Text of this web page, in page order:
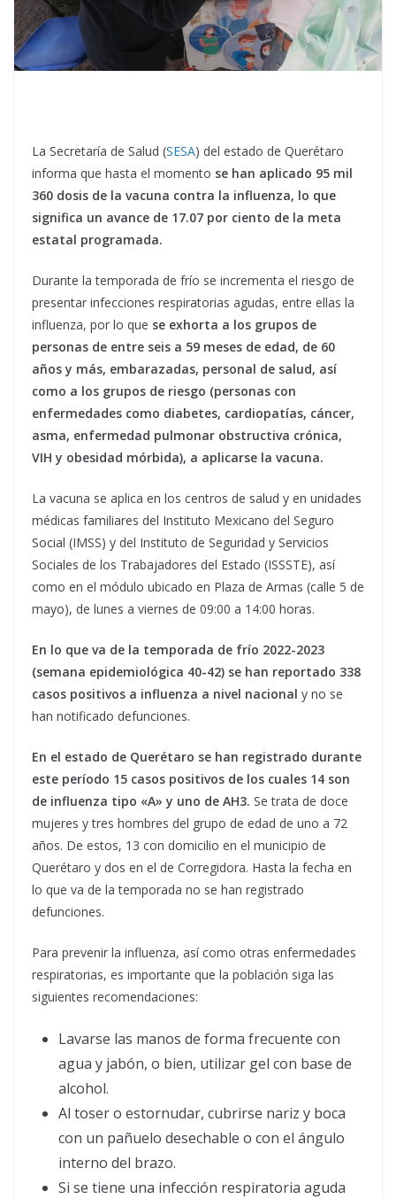
La Secretaría de Salud (SESA) del estado de Querétaro
informa que hasta el momento se han aplicado 95 mil
360 dosis de la vacuna contra la influenza, lo que
significa un avance de 17.07 por ciento de la meta
estatal programada.
Durante la temporada de frío se incrementa el riesgo de
presentar infecciones respiratorias agudas, entre ellas la
influenza, por lo que se exhorta a los grupos de
personas de entre seis a 59 meses de edad, de 60
años y más, embarazadas, personal de salud, así
como a los grupos de riesgo (personas con
enfermedades como diabetes, cardiopatías, cáncer,
asma, enfermedad pulmonar obstructiva crónica,
VIH y obesidad mórbida), a aplicarse la vacuna.
La vacuna se aplica en los centros de salud y en unidades
médicas familiares del Instituto Mexicano del Seguro
Social (IMSS) y del Instituto de Seguridad y Servicios
Sociales de los Trabajadores del Estado (ISSSTE), así
como en el módulo ubicado en Plaza de Armas (calle 5 de
mayo), de lunes a viernes de 09:00 a 14:00 horas.
En lo que va de la temporada de frío 2022-2023
(semana epidemiológica 40-42) se han reportado 338
casos positivos a influenza a nivel nacional y no se
han notificado defunciones.
En el estado de Querétaro se han registrado durante
este período 15 casos positivos de los cuales 14 son
de influenza tipo «A» y uno de AH3. Se trata de doce
mujeres y tres hombres del grupo de edad de uno a 72
años. De estos, 13 con domicilio en el municipio de
Querétaro y dos en el de Corregidora. Hasta la fecha en
lo que va de la temporada no se han registrado
defunciones.
Para prevenir la influenza, así como otras enfermedades
respiratorias, es importante que la población siga las
siguientes recomendaciones:
Lavarse las manos de forma frecuente con
agua y jabón, o bien, utilizar gel con base de
alcohol.
Al toser o estornudar, cubrirse nariz y boca
con un pañuelo desechable o con el ángulo
interno del brazo.
Si se tiene una infección respiratoria aguda